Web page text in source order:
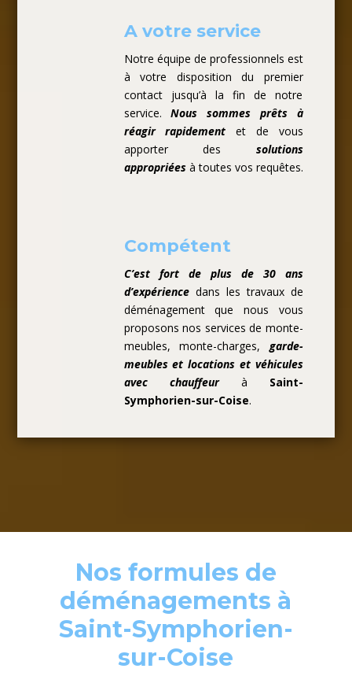
A votre service
Notre équipe de professionnels est
à votre disposition du premier
contact jusqu’à la fin de notre
service.Nous sommes prêts à
réagir rapidement et de vous
apporter des solutions
appropriéesà toutes vos requêtes.
Compétent
C’est fort de plus de 30 ans
d’expériencedans les travaux de
déménagement que nous vous
proposons nos services de monte-
meubles, monte-charges,garde-
meubles et locations et véhicules
avec chauffeurà Saint-
Symphorien-sur-Coise.
Nos formules de
déménagements à
Saint-Symphorien-
sur-Coise